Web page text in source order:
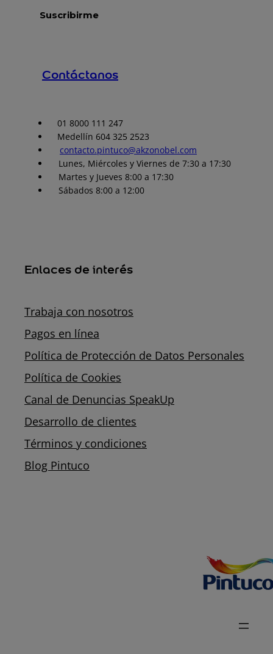
Contáctanos
01 8000 111 247
Medellín 604 325 2523
contacto.pintuco@akzonobel.com
Lunes, Miércoles y Viernes de 7:30 a 17:30
Martes y Jueves 8:00 a 17:30
Sábados 8:00 a 12:00
Enlaces de interés
Trabaja con nosotros
Pagos en línea
Política de Protección de Datos Personales
Política de Cookies
Canal de Denuncias SpeakUp
Desarrollo de clientes
Términos y condiciones
Blog Pintuco